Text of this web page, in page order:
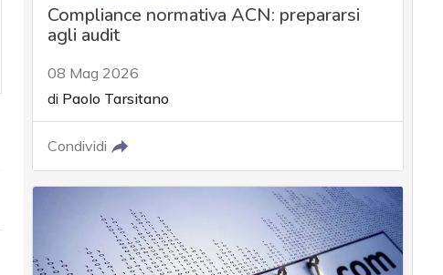
Compliance normativa ACN: prepararsi
agli audit
08 Mag 2026
di Paolo Tarsitano
Condividi